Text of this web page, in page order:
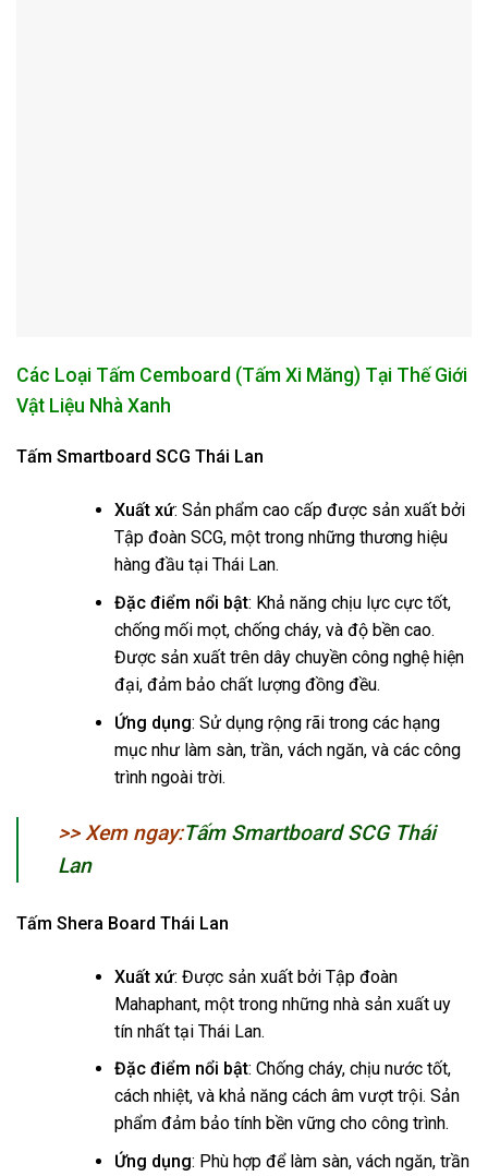
Các Loại Tấm Cemboard (Tấm Xi Măng) Tại Thế Giới
Vật Liệu Nhà Xanh
Tấm Smartboard SCG Thái Lan
Xuất xứ: Sản phẩm cao cấp được sản xuất bởi
Tập đoàn SCG, một trong những thương hiệu
hàng đầu tại Thái Lan.
Đặc điểm nổi bật: Khả năng chịu lực cực tốt,
chống mối mọt, chống cháy, và độ bền cao.
Được sản xuất trên dây chuyền công nghệ hiện
đại, đảm bảo chất lượng đồng đều.
Ứng dụng: Sử dụng rộng rãi trong các hạng
mục như làm sàn, trần, vách ngăn, và các công
trình ngoài trời.
>> Xem ngay:Tấm Smartboard SCG Thái
Lan
Tấm Shera Board Thái Lan
Xuất xứ: Được sản xuất bởi Tập đoàn
Mahaphant, một trong những nhà sản xuất uy
tín nhất tại Thái Lan.
Đặc điểm nổi bật: Chống cháy, chịu nước tốt,
cách nhiệt, và khả năng cách âm vượt trội. Sản
phẩm đảm bảo tính bền vững cho công trình.
Ứng dụng: Phù hợp để làm sàn, vách ngăn, trần